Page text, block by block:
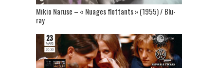
Mikio Naruse – « Nuages flottants » (1955) / Blu-
ray